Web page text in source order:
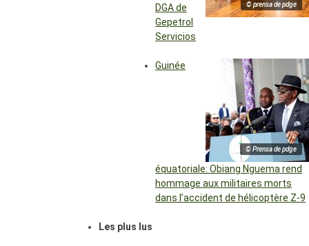
© prensa de pdge
DGA de
Gepetrol
Servicios
© Prensa de pdge
Guinée
équatoriale: Obiang Nguema rend
hommage aux militaires morts
dans l’accident de hélicoptère Z-9
Les plus lus